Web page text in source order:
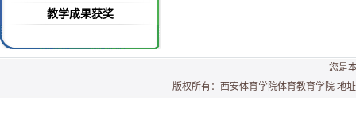
教学成果获奖
您是
版权所有：西安体育学院体育教育学院 地